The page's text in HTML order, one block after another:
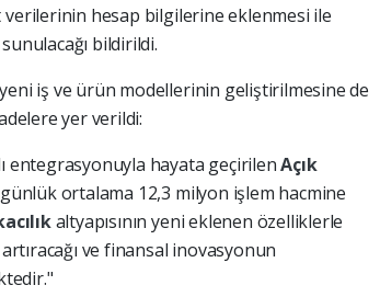
hesap bilgilerine eklenmesi ile
bildirildi.
yeni iş ve ürün modellerinin geliştirilmesine de
yer verildi:
entegrasyonuyla hayata geçirilenAçık
ortalama 12,3 milyon işlem hacmine
altyapısının yeni eklenen özelliklerle
ve finansal inovasyonun